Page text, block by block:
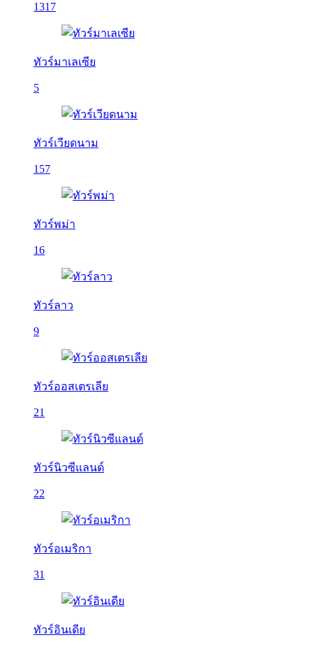
1317
ทัวร์มาเลเซีย
5
ทัวร์เวียดนาม
157
ทัวร์พม่า
16
ทัวร์ลาว
9
ทัวร์ออสเตรเลีย
21
ทัวร์นิวซีแลนด์
22
ทัวร์อเมริกา
31
ทัวร์อินเดีย